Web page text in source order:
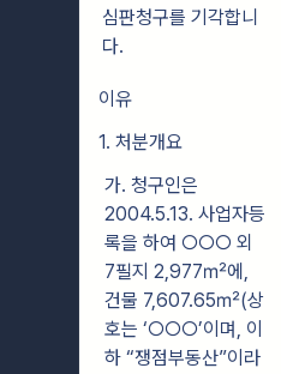
심판청구를 기각합니
다.
이유
1. 처분개요
가. 청구인은
2004.5.13. 사업자등
록을 하여 ○○○ 외
7필지 2,977㎡에,
건물 7,607.65㎡(상
호는 ‘○○○’이며, 이
하 “쟁점부동산”이라